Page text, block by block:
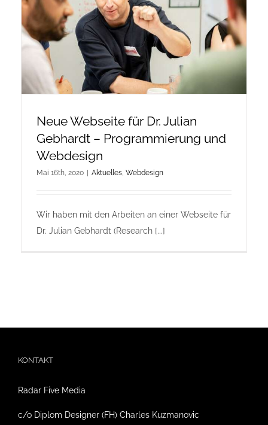
Onlineshop Angebote
Newsletter
Kontakt
Datenschutzerklärung
Impressum
Neue Webseite für Dr. Julian
Gebhardt – Programmierung und
Webdesign
Mai 16th, 2020 | Aktuelles Webdesign
Wir haben mit den Arbeiten an einer Webseite für
Dr. Julian Gebhardt (Research [...]
KONTAKT
Radar Five Media
c/o Diplom Designer (FH) Charles Kuzmanovic